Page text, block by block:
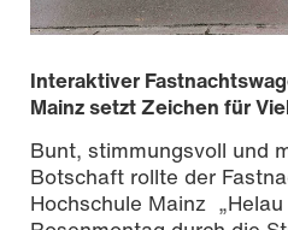
Interaktiver
Mainz setzt Zeichen für
Bunt, stimmungsvoll und
Botschaft rollte der
Hochschule Mainz „Helau